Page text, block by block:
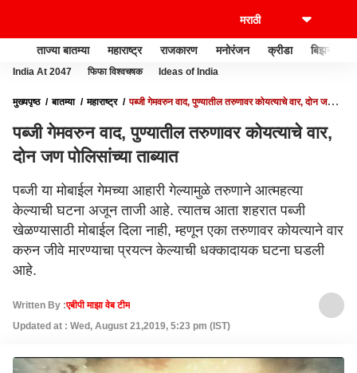
ताज्या बातम्या महाराष्ट्र राजकारण मनोरंजन क्रीडा बिझनेस
India At 2047 फिफा विश्वचषक Ideas of India
मुख्यपृष्ठ बातम्या महाराष्ट्र
पब्जी गेमवरुन वाद, पुण्यातील तरुणावर कोयत्याचे वार, दोन जण
पब्जी गेमवरुन वाद, पुण्यातील तरुणावर कोयत्याचे वार,
दोन जण पोलिसांच्या ताब्यात
पब्जी या मोबाईल गेमच्या आहारी गेल्यामुळे तरुणाने आत्महत्या
केल्याची घटना अजून ताजी आहे. त्यातच आता शहरात पब्जी
खेळण्यासाठी मोबाईल दिला नाही, म्हणून एका तरुणावर कोयत्याने वार
करुन जीवे मारण्याचा प्रयत्न केल्याची धक्कादायक घटना घडली
आहे.
Written By :एबीपी माझा वेब टीम
Updated at : Wed, August 21,2019, 5:23 pm (IST)